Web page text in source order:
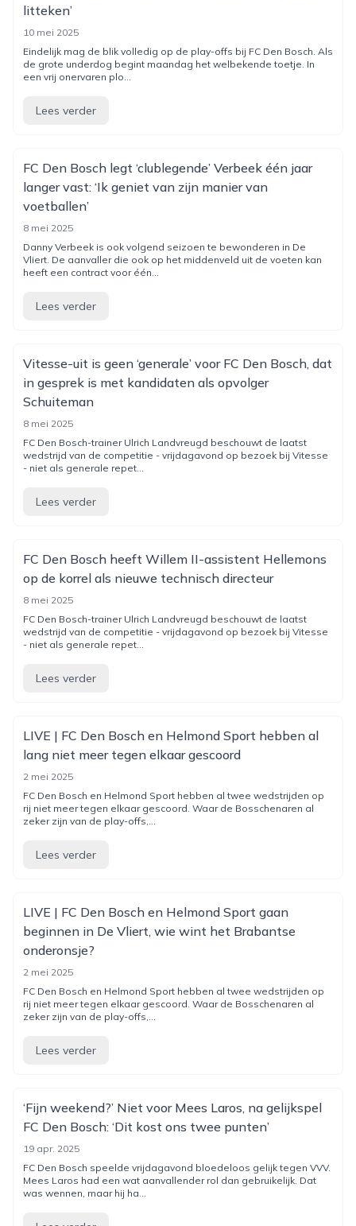
litteken’
10 mei 2025
Eindelijk mag de blik volledig op de play-offs bij FC Den Bosch. Als
de grote underdog begint maandag het welbekende toetje. In
een vrij onervaren plo...
Lees verder
FC Den Bosch legt ‘clublegende’ Verbeek één jaar
langer vast: ‘Ik geniet van zijn manier van
voetballen’
8 mei 2025
Danny Verbeek is ook volgend seizoen te bewonderen in De
Vliert. De aanvaller die ook op het middenveld uit de voeten kan
heeft een contract voor één...
Lees verder
Vitesse-uit is geen ‘generale’ voor FC Den Bosch, dat
in gesprek is met kandidaten als opvolger
Schuiteman
8 mei 2025
FC Den Bosch-trainer Ulrich Landvreugd beschouwt de laatst
wedstrijd van de competitie - vrijdagavond op bezoek bij Vitesse
- niet als generale repet...
Lees verder
FC Den Bosch heeft Willem II-assistent Hellemons
op de korrel als nieuwe technisch directeur
8 mei 2025
FC Den Bosch-trainer Ulrich Landvreugd beschouwt de laatst
wedstrijd van de competitie - vrijdagavond op bezoek bij Vitesse
- niet als generale repet...
Lees verder
LIVE | FC Den Bosch en Helmond Sport hebben al
lang niet meer tegen elkaar gescoord
2 mei 2025
FC Den Bosch en Helmond Sport hebben al twee wedstrijden op
rij niet meer tegen elkaar gescoord. Waar de Bosschenaren al
zeker zijn van de play-offs,...
Lees verder
LIVE | FC Den Bosch en Helmond Sport gaan
beginnen in De Vliert, wie wint het Brabantse
onderonsje?
2 mei 2025
FC Den Bosch en Helmond Sport hebben al twee wedstrijden op
rij niet meer tegen elkaar gescoord. Waar de Bosschenaren al
zeker zijn van de play-offs,...
Lees verder
‘Fijn weekend?’ Niet voor Mees Laros, na gelijkspel
FC Den Bosch: ‘Dit kost ons twee punten’
19 apr. 2025
FC Den Bosch speelde vrijdagavond bloedeloos gelijk tegen VVV.
Mees Laros had een wat aanvallender rol dan gebruikelijk. Dat
was wennen, maar hij ha...